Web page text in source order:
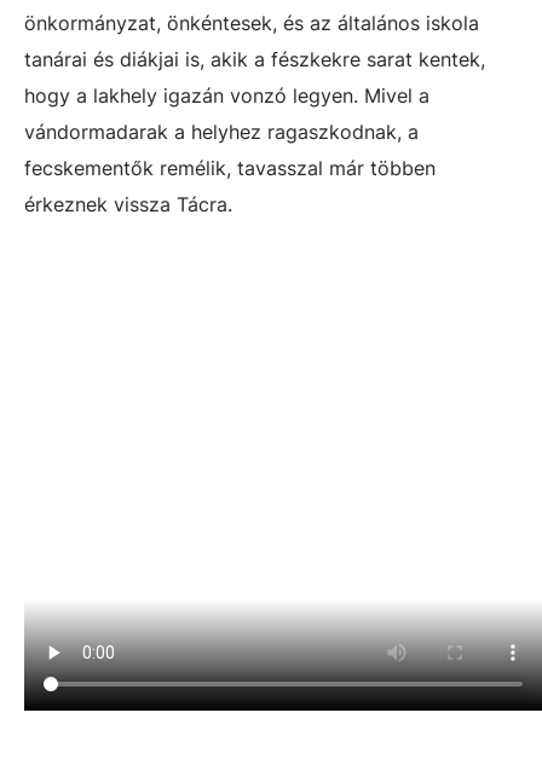
önkormányzat, önkéntesek, és az általános iskola
tanárai és diákjai is, akik a fészkekre sarat kentek,
hogy a lakhely igazán vonzó legyen. Mivel a
vándormadarak a helyhez ragaszkodnak, a
fecskementők remélik, tavasszal már többen
érkeznek vissza Tácra.